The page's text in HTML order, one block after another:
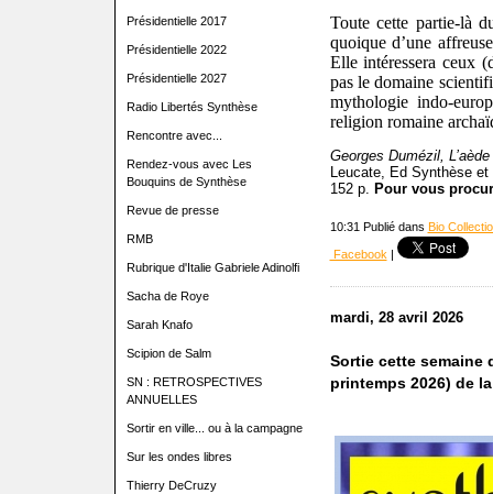
Présidentielle 2017
Présidentielle 2022
Présidentielle 2027
Radio Libertés Synthèse
Rencontre avec...
Rendez-vous avec Les
Bouquins de Synthèse
Revue de presse
RMB
Rubrique d'Italie Gabriele Adinolfi
Sacha de Roye
Sarah Knafo
Scipion de Salm
SN : RETROSPECTIVES
ANNUELLES
Sortir en ville... ou à la campagne
Sur les ondes libres
Thierry DeCruzy
Toute cette partie-là
quoique d’une
Elle intéressera ceux
pas le domaine
mythologie indo-
religion romaine
Georges Dumézil,
Leucate, Ed Synthèse
152 p.
Pour vous
10:31 Publié dans Bio
Facebook |
mardi, 28 avril 2026
Sortie cette semaine
printemps 2026) de